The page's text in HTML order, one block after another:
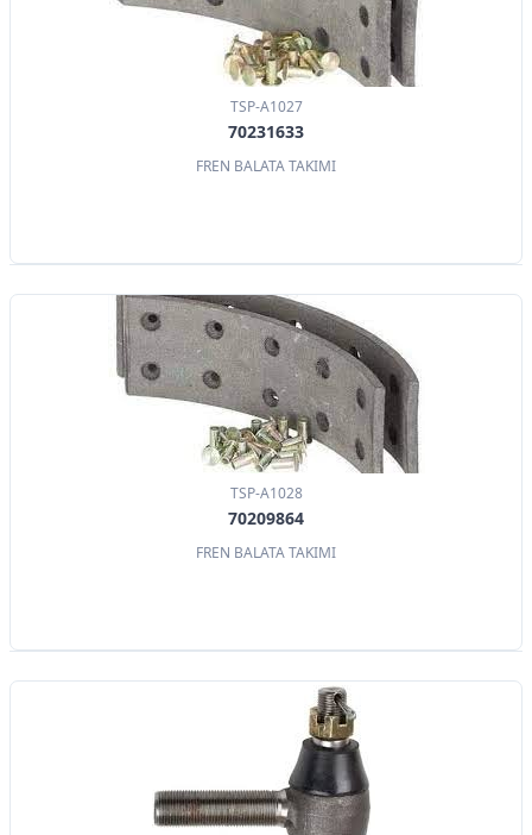
TSP-A1027
70231633
FREN BALATA TAKIMI
TSP-A1028
70209864
FREN BALATA TAKIMI